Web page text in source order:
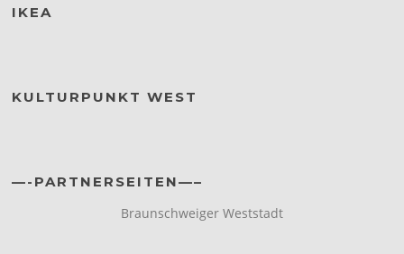
IKEA
KULTURPUNKT WEST
—-PARTNERSEITEN—–
Braunschweiger Weststadt